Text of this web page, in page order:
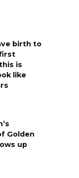
birth to
is
like
Golden
up